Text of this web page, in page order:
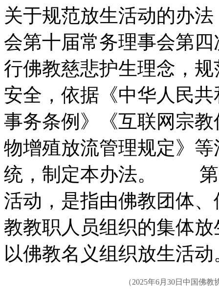
关于规范放生活动的办
会第十届常务理事会
行佛教慈悲护生理念，
安全，依据《中华人民
事务条例》《互联网宗
物增殖放流管理规定》
统，制定本办法。 第
活动，是指由佛教团体
教教职人员组织的集体
以佛教名义组织放生活动
（2025年6月30日中国佛